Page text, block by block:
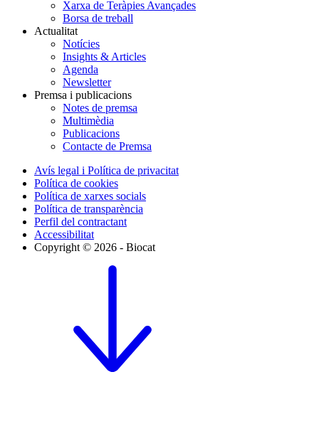
Xarxa de Teràpies Avançades
Borsa de treball
Actualitat
Notícies
Insights & Articles
Agenda
Newsletter
Premsa i publicacions
Notes de premsa
Multimèdia
Publicacions
Contacte de Premsa
Avís legal i Política de privacitat
Política de cookies
Política de xarxes socials
Política de transparència
Perfil del contractant
Accessibilitat
Copyright © 2026 - Biocat